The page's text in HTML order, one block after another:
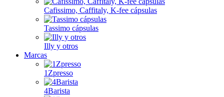
Cafissimo, Caffitaly, K-fee cápsulas
Tassimo cápsulas
Illy y otros
Marcas
1Zpresso
4Barista